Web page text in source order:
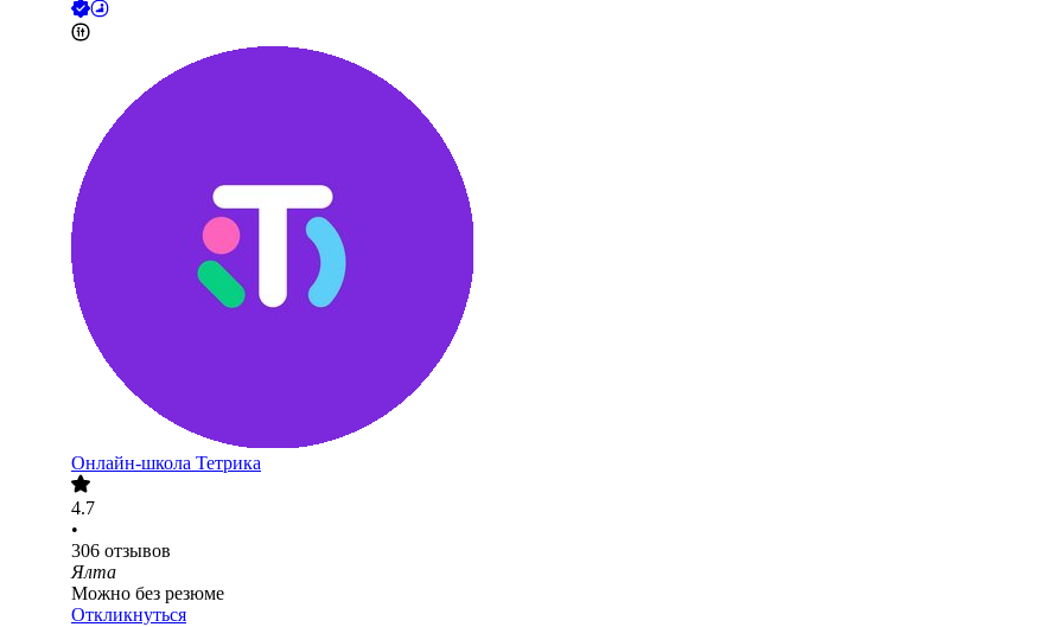
Онлайн-школа Тетрика
4.7
•
306 отзывов
Ялта
Можно без резюме
Откликнуться